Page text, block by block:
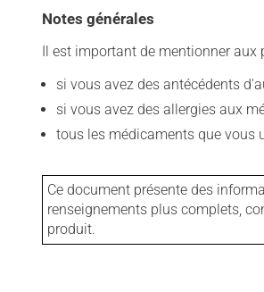
Notes générales
Il est important de mentionner aux
si vous avez des antécédents
si vous avez des allergies aux
tous les médicaments que vous
Ce document présente des
renseignements plus complets,
produit.